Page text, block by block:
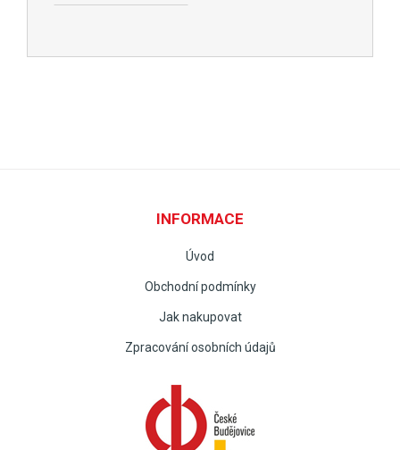
INFORMACE
Úvod
Obchodní podmínky
Jak nakupovat
Zpracování osobních údajů